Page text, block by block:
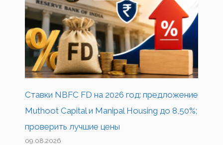
Ставки NBFC FD на 2026 год: предложение
Muthoot Capital и Manipal Housing до 8,50%;
проверить лучшие цены
09.08.2026